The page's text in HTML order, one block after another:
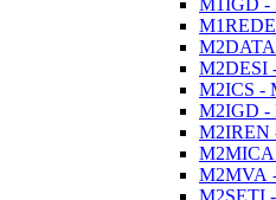
M1IGD -
M2DESI
M2ICS -
M2IGD -
M2IREN
M2MVA
M2SETI -